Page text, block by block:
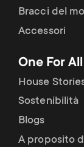
Bracci del
Accessori
One For All
House
Sostenibilità
Blogs
A proposito